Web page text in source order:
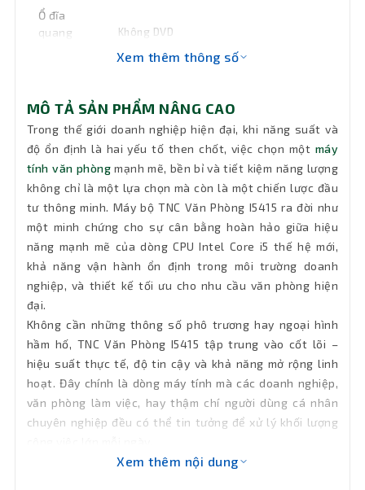
Ổ đĩa
quang
Không DVD
Wifi Chưa có sẵn (có thể gắn thêm)
Kết nối
mạng LAN
1 x RJ-45
Bluetooth Chưa có sẵn (có thể gắn thêm)
Phân loại Thùng Mid Tower
Cổng xuất
hình
1 x HDMI, 1 x VGA
Cổng kết
nối
2 x USB Gen 1 Type A, 4 x USB 2.0 Type-
A, 2 x USB 1.1, 1 x Audio in/out x 1 (HD
Audio)
Xem thêm thông số
MÔ TẢ SẢN PHẨM NÂNG CAO
Trong thế giới doanh nghiệp hiện đại, khi năng suất và
độ ổn định là hai yếu tố then chốt, việc chọn một máy
tính văn phòng mạnh mẽ, bền bỉ và tiết kiệm năng lượng
không chỉ là một lựa chọn mà còn là một chiến lược đầu
tư thông minh. Máy bộ TNC Văn Phòng I5415 ra đời như
một minh chứng cho sự cân bằng hoàn hảo giữa hiệu
năng mạnh mẽ của dòng CPU Intel Core i5 thế hệ mới,
khả năng vận hành ổn định trong môi trường doanh
nghiệp, và thiết kế tối ưu cho nhu cầu văn phòng hiện
đại.
Không cần những thông số phô trương hay ngoại hình
hầm hố, TNC Văn Phòng I5415 tập trung vào cốt lõi –
hiệu suất thực tế, độ tin cậy và khả năng mở rộng linh
hoạt. Đây chính là dòng máy tính mà các doanh nghiệp,
văn phòng làm việc, hay thậm chí người dùng cá nhân
chuyên nghiệp đều có thể tin tưởng để xử lý khối lượng
Xem thêm nội dung